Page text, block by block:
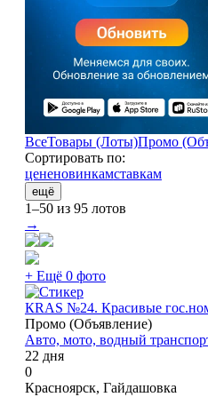
ВсеТовары (Лоты)Промо
Сортировать по:
цененовинкамставкам
ещё
1–50 из 95 лотов
→
+ Ещё 0 фото
КRAS №24. Красивые
Промо (Объявление)
Авто, мото, водный
22 дня
0
Красноярск, Гайдашовка